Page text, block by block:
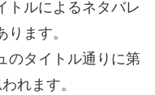
トルによるネタバレ
ます。
のタイトル通りに第
れます。